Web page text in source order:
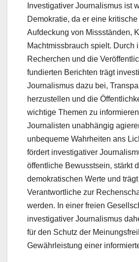
Investigativer Journalismus ist
Demokratie, da er eine
Aufdeckung von Missständen,
Machtmissbrauch spielt. Durch
Recherchen und die
fundierten Berichten trägt
Journalismus dazu bei,
herzustellen und die
wichtige Themen zu
Journalisten unabhängig
unbequeme Wahrheiten ans
fördert investigativer
öffentliche Bewusstsein, stärkt
demokratischen Werte und
Verantwortliche zur
werden. In einer freien
investigativer Journalismus
für den Schutz der
Gewährleistung einer